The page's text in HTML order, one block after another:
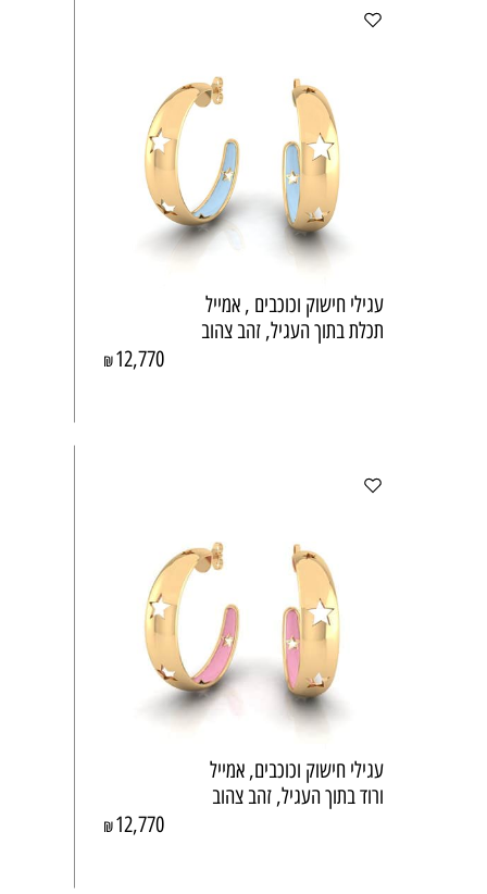
עגילי חישוק וכוכבים , אמייל
תכלת בתוך העגיל, זהב צהוב
₪12,770
עגילי חישוק וכוכבים, אמייל
ורוד בתוך העגיל, זהב צהוב
₪12,770